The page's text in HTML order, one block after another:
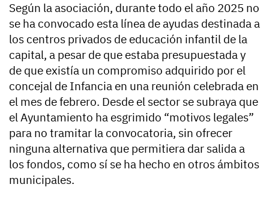
Según la asociación, durante todo el año 2025 no
se ha convocado esta línea de ayudas destinada a
los centros privados de educación infantil de la
capital, a pesar de que estaba presupuestada y
de que existía un compromiso adquirido por el
concejal de Infancia en una reunión celebrada en
el mes de febrero. Desde el sector se subraya que
el Ayuntamiento ha esgrimido “motivos legales”
para no tramitar la convocatoria, sin ofrecer
ninguna alternativa que permitiera dar salida a
los fondos, como sí se ha hecho en otros ámbitos
municipales.